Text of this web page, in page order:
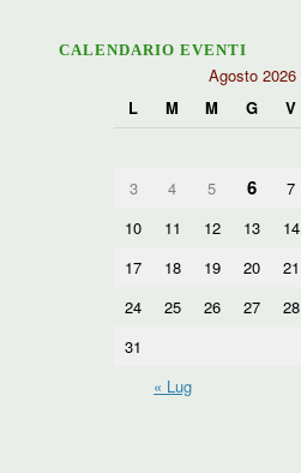
CALENDARIO EVENTI
Agosto 2026
L
M M G V
3
4 5 6 7
10
11 12 13 14
17
18 19 20 21
24
25 26 27 28
31
« Lug